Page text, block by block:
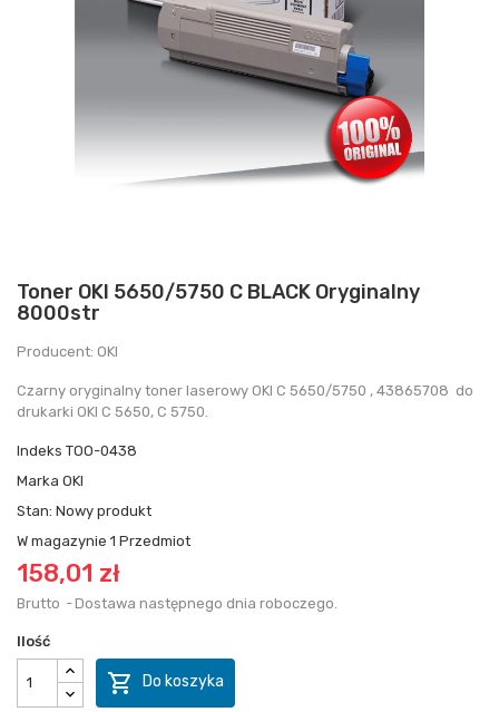
Toner OKI 5650/5750 C BLACK Oryginalny
8000str
Producent: OKI
Czarny oryginalny toner laserowy OKI C 5650/5750 , 43865708 do
drukarki OKI C 5650, C 5750.
Indeks TOO-0438
Marka OKI
Stan: Nowy produkt
W magazynie 1 Przedmiot
158,01 zł
Brutto Dostawa następnego dnia roboczego.
Ilość
 Do koszyka